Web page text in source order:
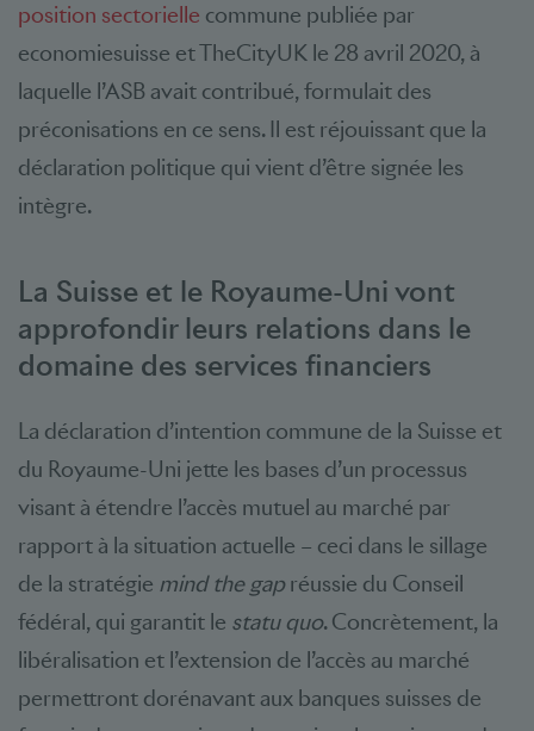
position sectorielle commune publiée par
economiesuisse et TheCityUK le 28 avril 2020, à
laquelle l’ASB avait contribué, formulait des
préconisations en ce sens. Il est réjouissant que la
déclaration politique qui vient d’être signée les
intègre.
La Suisse et le Royaume-Uni vont
approfondir leurs relations dans le
domaine des services financiers
La déclaration d’intention commune de la Suisse et
du Royaume-Uni jette les bases d’un processus
visant à étendre l’accès mutuel au marché par
rapport à la situation actuelle – ceci dans le sillage
de la stratégie mind the gapréussie du Conseil
fédéral, qui garantit le statu quo. Concrètement, la
libéralisation et l’extension de l’accès au marché
permettront dorénavant aux banques suisses de